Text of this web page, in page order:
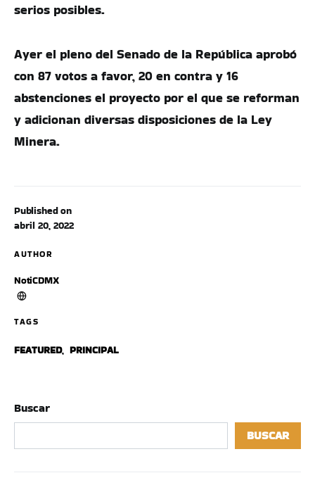
Published on
abril 20, 2022
AUTHOR
NotiCDMX
TAGS
FEATURED, PRINCIPAL
serios posibles.
Ayer el pleno del Senado de la República aprobó
con 87 votos a favor, 20 en contra y 16
abstenciones el proyecto por el que se reforman
y adicionan diversas disposiciones de la Ley
Minera.
Buscar
BUSCAR